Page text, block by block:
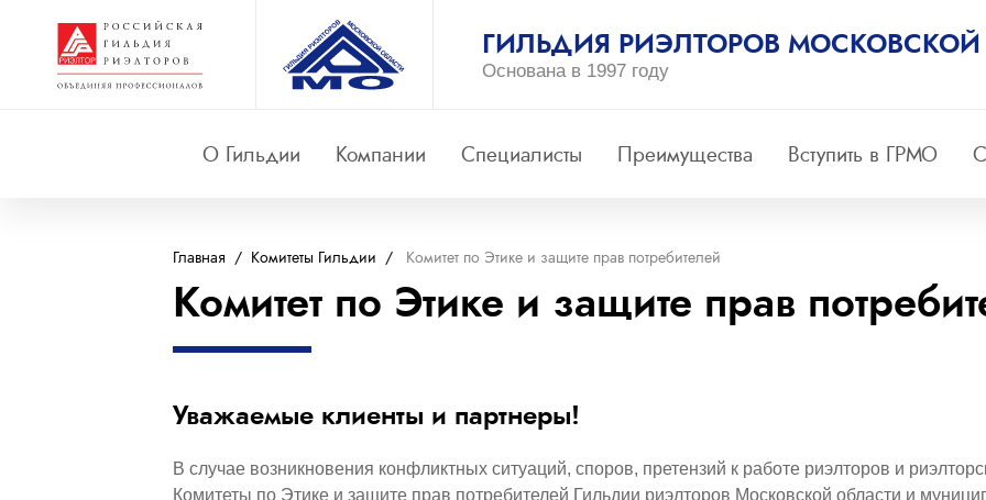
ГИЛЬДИЯ РИЭЛТОРОВ
Основана в 1997 году
О Гильдии Компании Специалисты Преимущества Вступить в ГРМО
Главная / Комитеты Гильдии / Комитет по Этике и защите прав потребителей
Комитет по Этике и защите прав
Уважаемые клиенты и партнеры!
В случае возникновения конфликтных ситуаций, споров, претензий к работе риэлторов и
Комитеты по Этике и защите прав потребителей Гильдии риэлторов Московской области и